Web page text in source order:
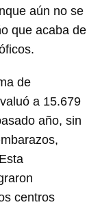
has de
aún no se
que acaba de
de
a 15.679
año, sin
centros